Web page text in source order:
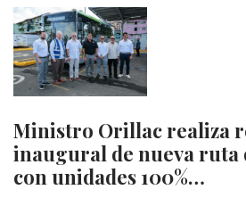
Ministro Orillac realiza
inaugural de nueva ruta
con unidades 100%…